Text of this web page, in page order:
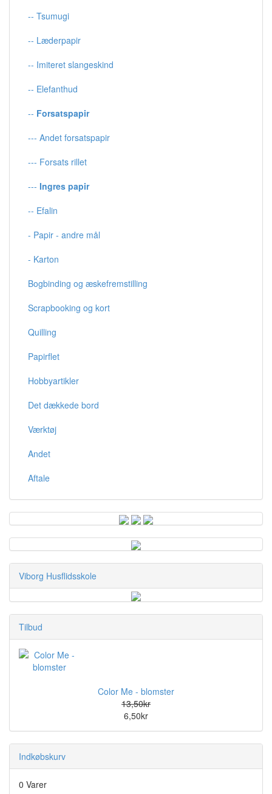
-- Tsumugi
-- Læderpapir
-- Imiteret slangeskind
-- Elefanthud
-- Forsatspapir
--- Andet forsatspapir
--- Forsats rillet
--- Ingres papir
-- Efalin
- Papir - andre mål
- Karton
Bogbinding og æskefremstilling
Scrapbooking og kort
Quilling
Papirflet
Hobbyartikler
Det dækkede bord
Værktøj
Andet
Aftale
Viborg Husflidsskole
Tilbud
Color Me - blomster
13,50kr
6,50kr
Indkøbskurv
0 Varer